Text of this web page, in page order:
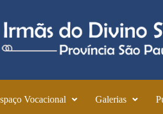
Vocacional Galerias